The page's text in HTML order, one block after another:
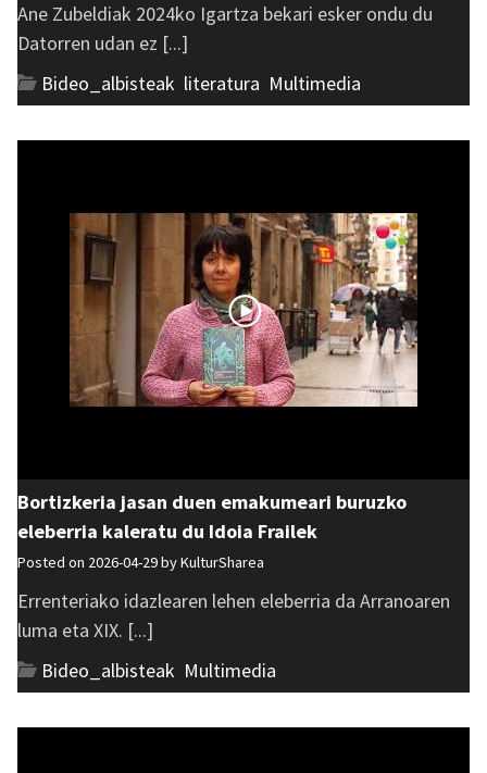
Ane Zubeldiak 2024ko Igartza bekari esker ondu du
Datorren udan ez [...]
Bideo_albisteak literatura Multimedia
Bortizkeria jasan duen emakumeari buruzko
eleberria kaleratu du Idoia Frailek
Posted on 2026-04-29 byKulturSharea
Errenteriako idazlearen lehen eleberria da Arranoaren
luma eta XIX. [...]
Bideo_albisteak Multimedia